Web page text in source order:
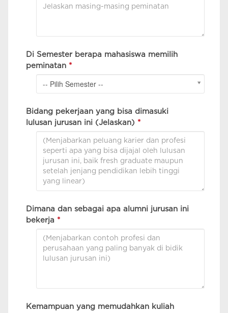
Di Semester berapa mahasiswa memilih
peminatan *
-- Pilih Semester --
Bidang pekerjaan yang bisa dimasuki
lulusan jurusan ini (Jelaskan) *
Dimana dan sebagai apa alumni jurusan ini
bekerja *
Kemampuan yang memudahkan kuliah